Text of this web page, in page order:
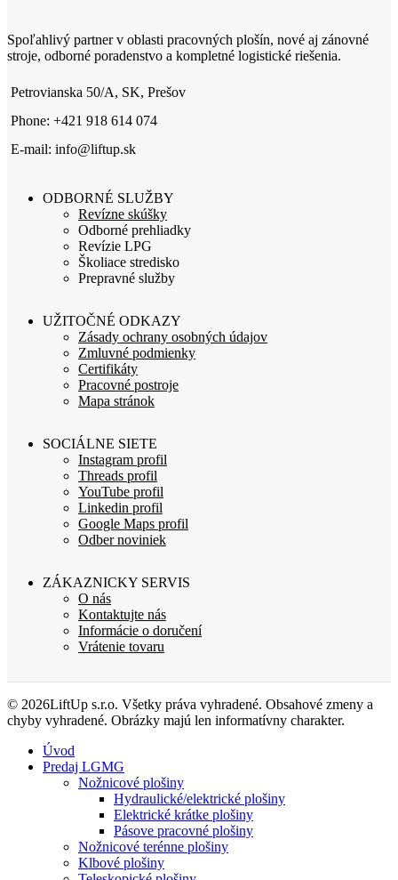
Spoľahlivý partner v oblasti pracovných plošín, nové aj zánovné
stroje, odborné poradenstvo a kompletné logistické riešenia.
Petrovianska 50/A, SK, Prešov
Phone: +421 918 614 074
E-mail: info@liftup.sk
ODBORNÉ SLUŽBY
Revízne skúšky
Odborné prehliadky
Revízie LPG
Školiace stredisko
Prepravné služby
UŽITOČNÉ ODKAZY
Zásady ochrany osobných údajov
Zmluvné podmienky
Certifikáty
Pracovné postroje
Mapa stránok
SOCIÁLNE SIETE
Instagram profil
Threads profil
YouTube profil
Linkedin profil
Google Maps profil
Odber noviniek
ZÁKAZNICKY SERVIS
O nás
Kontaktujte nás
Informácie o doručení
Vrátenie tovaru
© 2026LiftUp s.r.o. Všetky práva vyhradené. Obsahové zmeny a
chyby vyhradené. Obrázky majú len informatívny charakter.
Úvod
Predaj LGMG
Nožnicové plošiny
Hydraulické/elektrické plošiny
Elektrické krátke plošiny
Pásove pracovné plošiny
Nožnicové terénne plošiny
Klbové plošiny